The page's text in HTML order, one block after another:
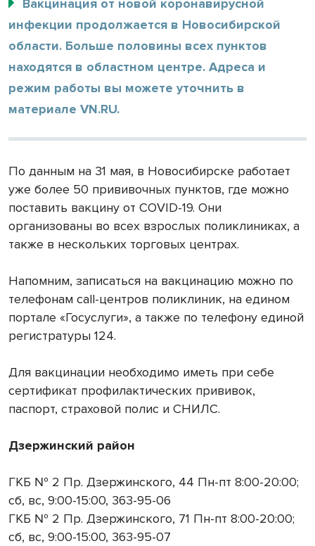
Вакцинация от новой коронавирусной
инфекции продолжается в Новосибирской
области. Больше половины всех пунктов
находятся в областном центре. Адреса и
режим работы вы можете уточнить в
материале VN.RU.
По данным на 31 мая, в Новосибирске работает
уже более 50 прививочных пунктов, где можно
поставить вакцину от COVID-19. Они
организованы во всех взрослых поликлиниках, а
также в нескольких торговых центрах.
Напомним, записаться на вакцинацию можно по
телефонам call-центров поликлиник, на едином
портале «Госуслуги», а также по телефону единой
регистратуры 124.
Для вакцинации необходимо иметь при себе
сертификат профилактических прививок,
паспорт, страховой полис и СНИЛС.
Дзержинский район
ГКБ № 2 Пр. Дзержинского, 44 Пн-пт 8:00-20:00;
сб, вс, 9:00-15:00, 363-95-06
ГКБ № 2 Пр. Дзержинского, 71 Пн-пт 8:00-20:00;
сб, вс, 9:00-15:00, 363-95-07